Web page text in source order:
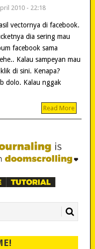
2010 - 22:18
vectornya di facebook.
dia sering mau
facebook sama
Kalau sampeyan mau
di sini. Kenapa?
dolo. Kalau nggak
Read More